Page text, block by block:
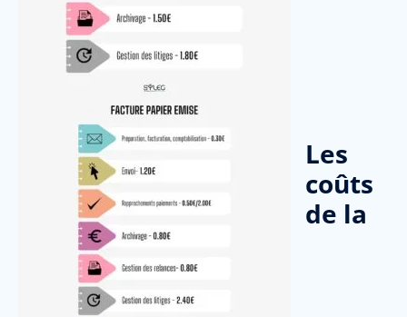
Les
coûts
de la